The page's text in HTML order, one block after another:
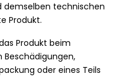
technischen
Produkt.
Produkt beim
oder eines Teils